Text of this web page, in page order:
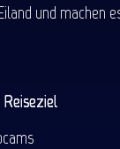
und
Reiseziel